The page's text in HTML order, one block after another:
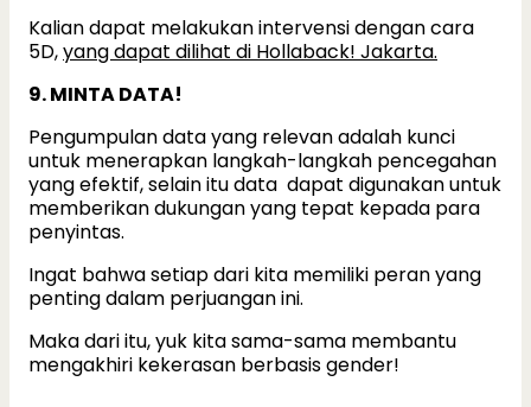
Kalian dapat melakukan intervensi dengan cara
5D,yang dapat dilihat di Hollaback! Jakarta.
9. MINTA DATA!
Pengumpulan data yang relevan adalah kunci
untuk menerapkan langkah-langkah pencegahan
yang efektif, selain itu data dapat digunakan untuk
memberikan dukungan yang tepat kepada para
penyintas.
Ingat bahwa setiap dari kita memiliki peran yang
penting dalam perjuangan ini.
Maka dari itu, yuk kita sama-sama membantu
mengakhiri kekerasan berbasis gender!